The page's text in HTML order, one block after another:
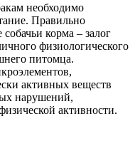
необходимо
Правильно
корма – залог
физиологического
питомца.
активных веществ
нарушений,
активности.